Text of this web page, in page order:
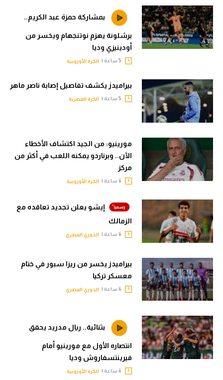
بمشاركة حمزة عبد الكريم..
برشلونة يهزم نوتنجهام ويخسر من
أودينيزي وديا
الكرة الأوروبية
بيراميدز يكشف تفاصيل إصابة ناصر ماهر
الكرة المصرية
مورينيو: من الجيد اكتشاف الأخطاء
الآن.. وبرناردو يمكنه اللعب في أكثر من
مركز
الكرة الأوروبية
إيشو يعلن تجديد تعاقده مع
الزمالك
الدوري المصري
بيراميدز يخسر من ريزا سبور في ختام
معسكر تركيا
الدوري المصري
بثنائية.. ريال مدريد يحقق
انتصاره الأول مع مورينيو أمام
فيرينتسفاروش وديا
الكرة الأوروبية